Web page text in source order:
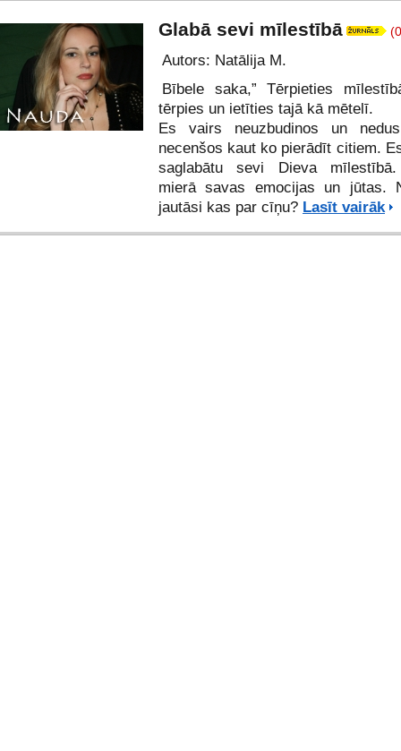
Glabā sevi mīlestībā
Autors: Natālija M.
Bībele saka,” Tērpieties
tērpies un ietīties tajā kā mētelī.
Es vairs neuzbudinos un
necenšos kaut ko pierādīt citiem.
saglabātu sevi Dieva mīlestībā.
mierā savas emocijas un jūtas.
jautāsi kas par cīņu? Lasīt vairāk